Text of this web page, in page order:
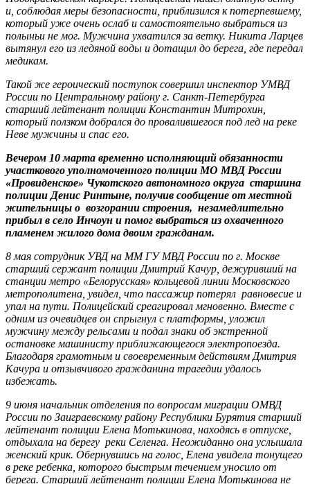
и, соблюдая меры безопасности, приблизился к потерпевшему,
который уже очень ослаб и самостоятельно выбраться из
полыньи не мог. Мужчина ухватился за ветку. Никита Ларцев
вытянул его из ледяной воды и дотащил до берега, где передал
медикам.
Такой же героический поступок совершил инспектор УМВД
России по Центральному району г. Санкт-Петербурга
старший лейтенант полиции Константин Митрохин,
который ползком добрался до провалившегося под лед на реке
Неве мужчины и спас его.
Вечером 10 марта временно исполняющий обязанности
участкового уполномоченного полиции МО МВД России
«Провиденское» Чукотского автономного округа старшина
полиции Денис Ринтыне, получив сообщение от местной
жительницы о возгорании строения, незамедлительно
прибыл в село Инчоун и помог выбраться из охваченного
пламенем жилого дома двоим гражданам.
8 мая сотрудник УВД на ММ ГУ МВД России по г. Москве
старший сержант полиции Дмитрий Качур, дежуривший на
станции метро «Белорусская» кольцевой линии Московского
метрополитена, увидел, что пассажир потерял равновесие и
упал на пути. Полицейский среагировал мгновенно. Вместе с
одним из очевидцев он спрыгнул с платформы, уложил
мужчину между рельсами и подал знаки об экстренной
остановке машинисту приближающегося электропоезда.
Благодаря грамотным и своевременным действиям Дмитрия
Качура и отзывчивого гражданина трагедии удалось
избежать.
9 июня начальник отделения по вопросам миграции ОМВД
России по Заиграевскому району Республики Бурятия старший
лейтенант полиции Елена Мотькинова, находясь в отпуске,
отдыхала на берегу реки Селенга. Неожиданно она услышала
женский крик. Обернувшись на голос, Елена увидела тонущего
в реке ребенка, которого быстрым течением уносило от
берега. Старший лейтенант полиции Елена Мотькинова не